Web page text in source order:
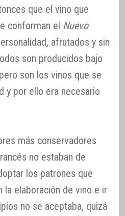
que el vino que
conforman el Nuevo
afrutados y sin
son producidos bajo
son los vinos que se
y por ello era necesario
más conservadores
no estaban de
los patrones que
la elaboración de vino e ir
no se aceptaba, quizá